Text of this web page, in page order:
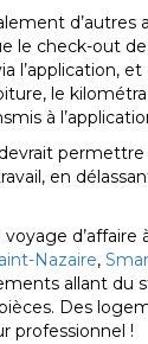
d’autres
le check-out
l’application, et
le
à
permettre
en
d’affaire
Nazaire,
allant du
Des
professionnel !